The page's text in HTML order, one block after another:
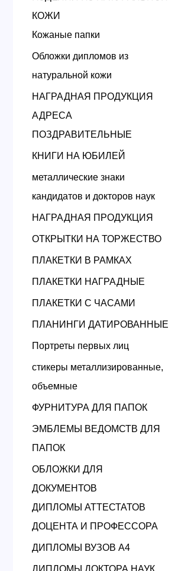
КОЖИ
Кожаные папки
Обложки дипломов из
натуральной кожи
НАГРАДНАЯ ПРОДУКЦИЯ
АДРЕСА
ПОЗДРАВИТЕЛЬНЫЕ
КНИГИ НА ЮБИЛЕЙ
металлические знаки
кандидатов и докторов наук
НАГРАДНАЯ ПРОДУКЦИЯ
ОТКРЫТКИ НА ТОРЖЕСТВО
ПЛАКЕТКИ В РАМКАХ
ПЛАКЕТКИ НАГРАДНЫЕ
ПЛАКЕТКИ С ЧАСАМИ
ПЛАНИНГИ ДАТИРОВАННЫЕ
Портреты первых лиц
стикеры металлизированные,
объемные
ФУРНИТУРА ДЛЯ ПАПОК
ЭМБЛЕМЫ ВЕДОМСТВ ДЛЯ
ПАПОК
ОБЛОЖКИ ДЛЯ
ДОКУМЕНТОВ
ДИПЛОМЫ АТТЕСТАТОВ
ДОЦЕНТА И ПРОФЕССОРА
ДИПЛОМЫ ВУЗОВ А4
ДИПЛОМЫ ДОКТОРА НАУК